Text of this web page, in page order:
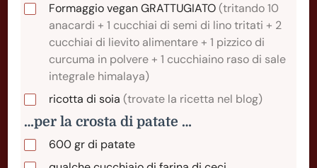
Formaggio vegan GRATTUGIATO(tritando 10
anacardi + 1 cucchiai di semi di lino tritati + 2
cucchiai di lievito alimentare + 1 pizzico di
curcuma in polvere + 1 cucchiaino raso di sale
integrale himalaya)
ricotta di soia (trovate la ricetta nel blog)
…per la crosta di patate …
600grdi patate